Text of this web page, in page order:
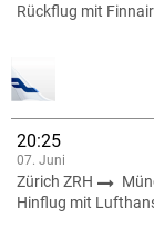
Rückflug mit
20:25
07. Juni
Zürich ZRH
Hinflug mit